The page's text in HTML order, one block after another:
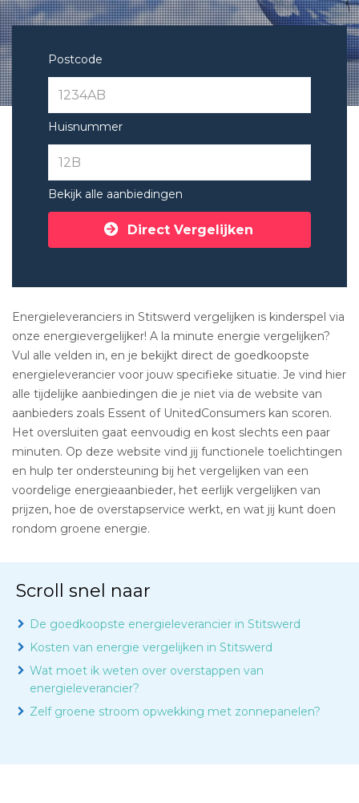
Postcode
Huisnummer
Bekijk alle aanbiedingen
Direct Vergelijken
Energieleveranciers in Stitswerd vergelijken is kinderspel via
onze energievergelijker! A la minute energie vergelijken?
Vul alle velden in, en je bekijkt direct de goedkoopste
energieleverancier voor jouw specifieke situatie. Je vind hier
alle tijdelijke aanbiedingen die je niet via de website van
aanbieders zoals Essent of UnitedConsumers kan scoren.
Het oversluiten gaat eenvoudig en kost slechts een paar
minuten. Op deze website vind jij functionele toelichtingen
en hulp ter ondersteuning bij het vergelijken van een
voordelige energieaanbieder, het eerlijk vergelijken van
prijzen, hoe de overstapservice werkt, en wat jij kunt doen
rondom groene energie.
Scroll snel naar
De goedkoopste energieleverancier in Stitswerd
Kosten van energie vergelijken in Stitswerd
Wat moet ik weten over overstappen van
energieleverancier?
Zelf groene stroom opwekking met zonnepanelen?